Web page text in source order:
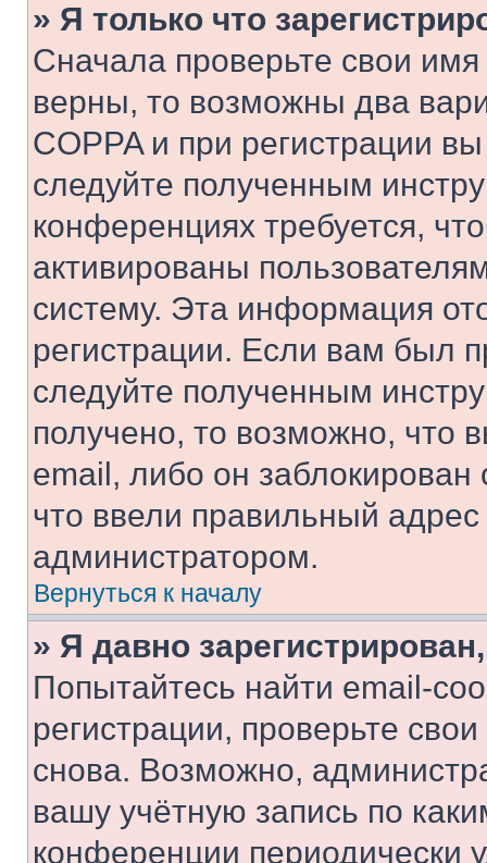
» Я только что
Сначала проверьте свои
верны, то возможны два
COPPA и при регистрации
следуйте полученным
конференциях требуется,
активированы
систему. Эта информация
регистрации. Если вам был
следуйте полученным
получено, то возможно, что
email, либо он
что ввели правильный адрес
администратором.
Вернуться к началу
» Я давно
Попытайтесь найти email-
регистрации, проверьте
снова. Возможно,
вашу учётную запись по
конференции периодически